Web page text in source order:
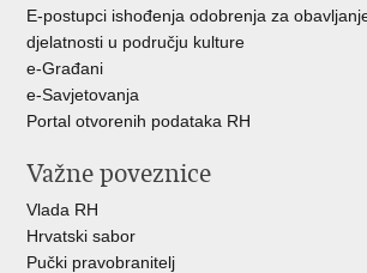
E-postupci ishođenja odobrenja za
djelatnosti u području kulture
e-Građani
e-Savjetovanja
Portal otvorenih podataka RH
Važne poveznice
Vlada RH
Hrvatski sabor
Pučki pravobranitelj